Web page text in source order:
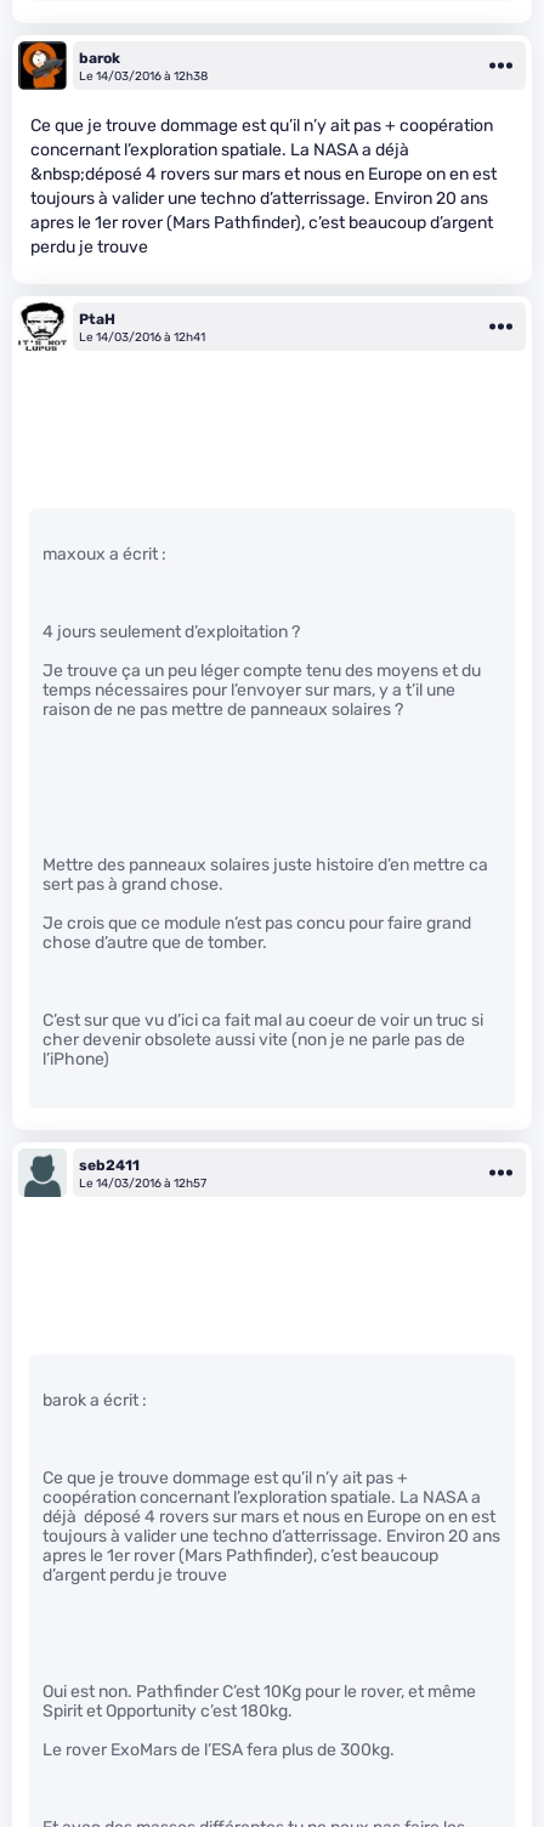
barok
Le 14/03/2016 à 12h38
Ce que je trouve dommage est qu’il n’y ait pas + coopération
concernant l’exploration spatiale. La NASA a déjà
&nbsp;déposé 4 rovers sur mars et nous en Europe on en est
toujours à valider une techno d’atterrissage. Environ 20 ans
apres le 1er rover (Mars Pathfinder), c’est beaucoup d’argent
perdu je trouve
PtaH
Le 14/03/2016 à 12h41
maxoux a écrit :
4 jours seulement d’exploitation ?
Je trouve ça un peu léger compte tenu des moyens et du
temps nécessaires pour l’envoyer sur mars, y a t’il une
raison de ne pas mettre de panneaux solaires ?
Mettre des panneaux solaires juste histoire d’en mettre ca
sert pas à grand chose.
Je crois que ce module n’est pas concu pour faire grand
chose d’autre que de tomber.
C’est sur que vu d’ici ca fait mal au coeur de voir un truc si
cher devenir obsolete aussi vite (non je ne parle pas de
l’iPhone)
seb2411
Le 14/03/2016 à 12h57
barok a écrit :
Ce que je trouve dommage est qu’il n’y ait pas +
coopération concernant l’exploration spatiale. La NASA a
déjà déposé 4 rovers sur mars et nous en Europe on en est
toujours à valider une techno d’atterrissage. Environ 20 ans
apres le 1er rover (Mars Pathfinder), c’est beaucoup
d’argent perdu je trouve
Oui est non. Pathfinder C’est 10Kg pour le rover, et même
Spirit et Opportunity c’est 180kg.
Le rover ExoMars de l’ESA fera plus de 300kg.